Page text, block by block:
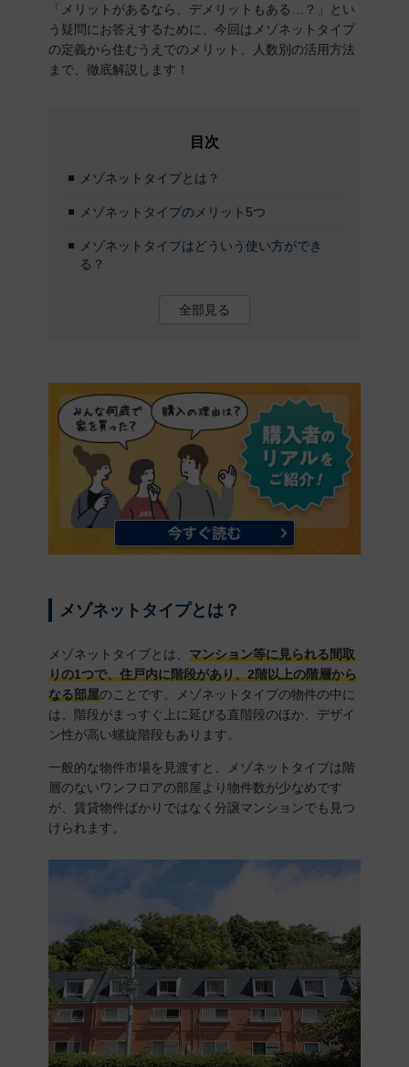
「メリットがあるなら、デメリットもある…？」とい
う疑問にお答えするために、今回はメゾネットタイプ
の定義から住むうえでのメリット、人数別の活用方法
まで、徹底解説します！
目次
メゾネットタイプとは？
メゾネットタイプのメリット5つ
メゾネットタイプはどういう使い方ができ
る？
全部見る
メゾネットタイプとは？
メゾネットタイプとは、 マンション等に見られる間取
りの1つで、住戸内に階段があり、2階以上の階層から
なる部屋のことです。メゾネットタイプの物件の中に
は、階段がまっすぐ上に延びる直階段のほか、デザイ
ン性が高い螺旋階段もあります。
一般的な物件市場を見渡すと、メゾネットタイプは階
層のないワンフロアの部屋より物件数が少なめです
が、賃貸物件ばかりではなく分譲マンションでも見つ
けられます。